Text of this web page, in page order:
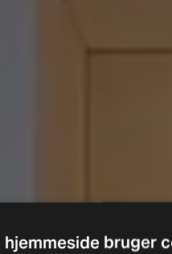
hjemmeside bruger